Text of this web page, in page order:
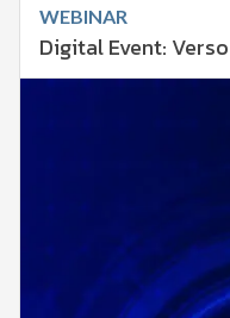
WEBINAR
Digital Event: